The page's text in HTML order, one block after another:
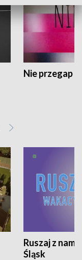
Nie przegap
Ruszaj z
Śląsk